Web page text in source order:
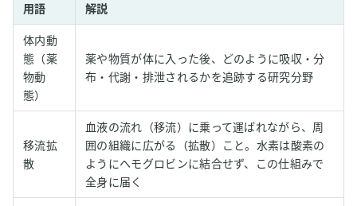
用語 解説
体内動
態（薬
物動
態）
薬や物質が体に入った後、どのように吸収・分
布・代謝・排泄されるかを追跡する研究分野
移流拡
散
血液の流れ（移流）に乗って運ばれながら、周
囲の組織に広がる（拡散）こと。水素は酸素の
ようにヘモグロビンに結合せず、この仕組みで
全身に届く